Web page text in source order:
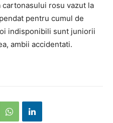
rosu vazut la
pentru cumul de
indisponibili sunt juniorii
ambii accidentati.